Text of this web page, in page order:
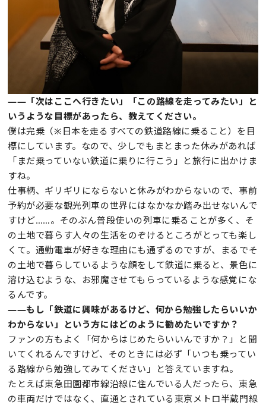
——「次はここへ行きたい」「この路線を走ってみたい」と
いうような目標があったら、教えてください。
僕は完乗（※日本を走るすべての鉄道路線に乗ること）を目
標にしています。なので、少しでもまとまった休みがあれば
「まだ乗っていない鉄道に乗りに行こう」と旅行に出かけま
すね。
仕事柄、ギリギリにならないと休みがわからないので、事前
予約が必要な観光列車の世界にはなかなか踏み出せないんで
すけど……。そのぶん普段使いの列車に乗ることが多く、そ
の土地で暮らす人々の生活をのぞけるところがとっても楽し
くて。通勤電車が好きな理由にも通ずるのですが、まるでそ
の土地で暮らしているような顔をして鉄道に乗ると、景色に
溶け込むような、お邪魔させてもらっているような感覚にな
るんです。
——もし「鉄道に興味があるけど、何から勉強したらいいか
わからない」という方にはどのように勧めたいですか？
ファンの方もよく「何からはじめたらいいんですか？」と聞
いてくれるんですけど、そのときには必ず「いつも乗ってい
る路線から勉強してみてください」と答えていますね。
たとえば東急田園都市線沿線に住んでいる人だったら、東急
の車両だけではなく、直通とされている東京メトロ半蔵門線